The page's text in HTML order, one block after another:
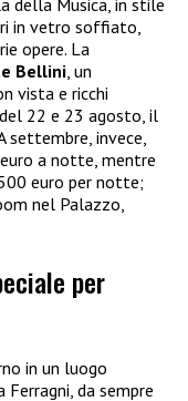
in vetro soffiato,
opere. La
Bellini , un
vista e ricchi
22 e 23 agosto, il
settembre, invece,
a notte, mentre
euro per notte;
nel Palazzo,
per
in un luogo
da sempre